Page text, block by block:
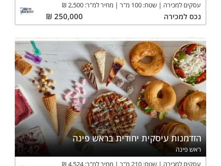
עסקים למכירה
שטח: 100 מ"ר מחיר למ"ר: 2,500
₪
נכס למכירה 250,000
₪
הזדמנות עיסקית יחודית בראש פינה
ראש פינה
עסקים למכירה
שטח: 210 מ"ר מחיר למ"ר:4,524
₪